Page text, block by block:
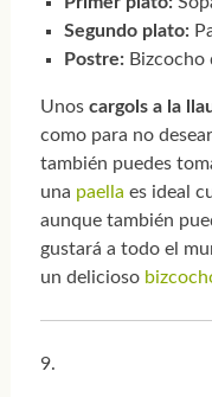
Segundo plato:
Postre: Bizcocho
Unos cargols a la
como para no
también puedes
una paella es ideal
aunque también
gustará a todo el
un delicioso